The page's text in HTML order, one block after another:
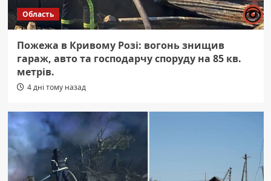
Область
Пожежа в Кривому Розі: вогонь знищив
гараж, авто та господарчу споруду на 85 кв.
метрів.
4 дні тому назад